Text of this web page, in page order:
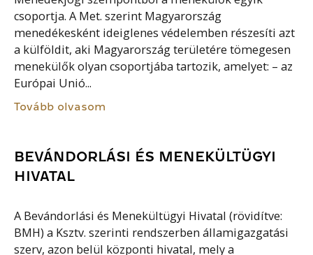
csoportja. A Met. szerint Magyarország
menedékesként ideiglenes védelemben részesíti azt
a külföldit, aki Magyarország területére tömegesen
menekülők olyan csoportjába tartozik, amelyet: – az
Európai Unió...
Tovább olvasom
BEVÁNDORLÁSI ÉS MENEKÜLTÜGYI
HIVATAL
A Bevándorlási és Menekültügyi Hivatal (rövidítve:
BMH) a Ksztv. szerinti rendszerben államigazgatási
szerv, azon belül központi hivatal, mely a